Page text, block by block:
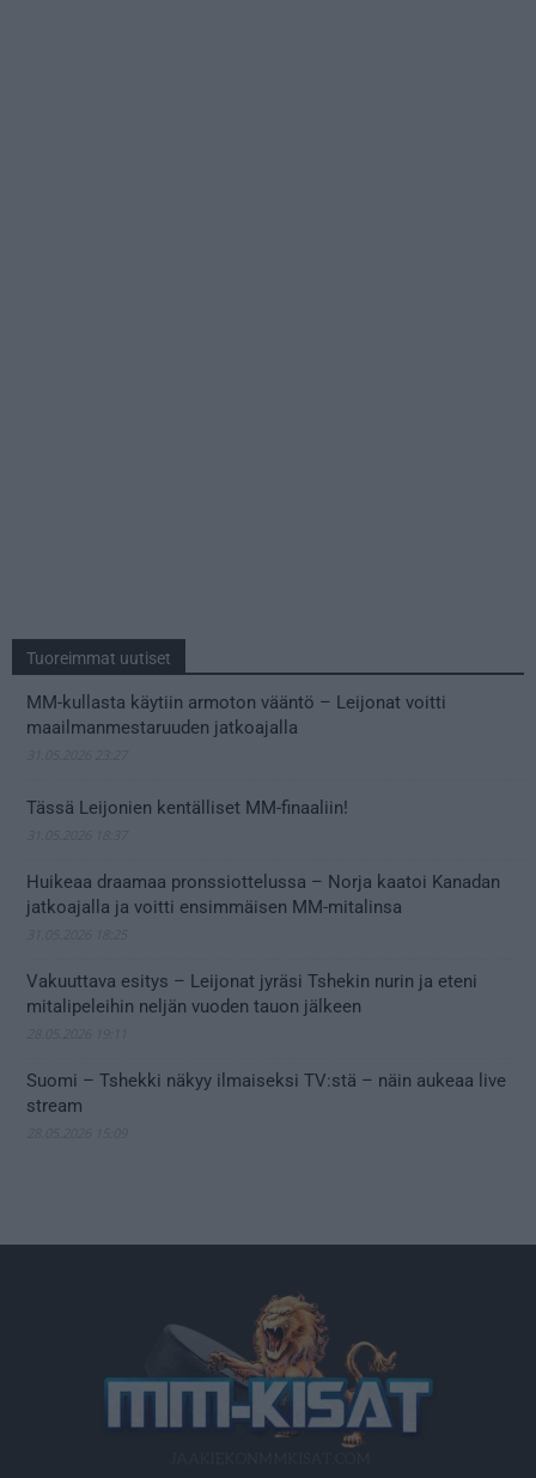
Tuoreimmat uutiset
MM-kullasta käytiin armoton vääntö – Leijonat voitti
maailmanmestaruuden jatkoajalla
Tässä Leijonien kentälliset MM-finaaliin!
Huikeaa draamaa pronssiottelussa – Norja kaatoi Kanadan
jatkoajalla ja voitti ensimmäisen MM-mitalinsa
Vakuuttava esitys – Leijonat jyräsi Tshekin nurin ja eteni
mitalipeleihin neljän vuoden tauon jälkeen
Suomi – Tshekki näkyy ilmaiseksi TV:stä – näin aukeaa live
stream